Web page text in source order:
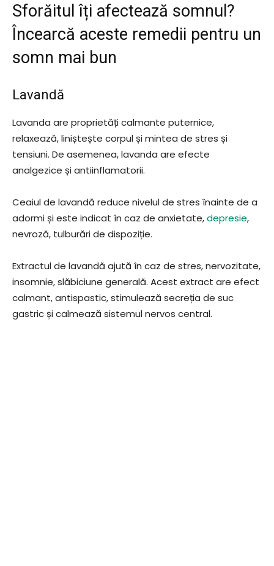
Sforăitul îți afectează somnul?
Încearcă aceste remedii pentru un
somn mai bun
Lavandă
Lavanda are proprietăți calmante puternice,
relaxează, liniștește corpul și mintea de stres și
tensiuni. De asemenea, lavanda are efecte
analgezice și antiinflamatorii.
Ceaiul de lavandă reduce nivelul de stres înainte de a
adormi și este indicat în caz de anxietate,depresie,
nevroză, tulburări de dispoziție.
Extractul de lavandă ajută în caz de stres, nervozitate,
insomnie, slăbiciune generală. Acest extract are efect
calmant, antispastic, stimulează secreția de suc
gastric și calmează sistemul nervos central.